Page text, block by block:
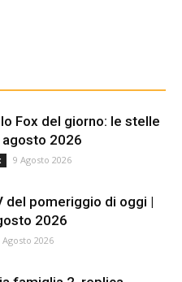
Fox del giorno: le stelle
2026
9 Agosto 2026
del pomeriggio di oggi |
2026
Agosto 2026